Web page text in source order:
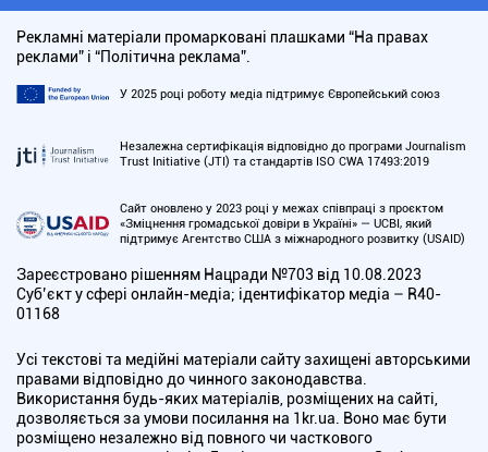
Рекламні матеріали промарковані плашками “На правах
реклами” і “Політична реклама”.
У 2025 році роботу медіа підтримує Європейський союз
Незалежна сертифікація відповідно до програми Journalism
Trust Initiative (JTI) та стандартів ISO CWA 17493:2019
Сайт оновлено у 2023 році у межах співпраці з проєктом
«Зміцнення громадської довіри в Україні» — UCBI, який
підтримує Агентство США з міжнародного розвитку (USAID)
Зареєстровано рішенням Нацради №703 від 10.08.2023
Cуб’єкт у сфері онлайн-медіа; ідентифікатор медіа – R40-
01168
Усі текстові та медійні матеріали сайту захищені авторськими
правами відповідно до чинного законодавства.
Використання будь-яких матеріалів, розміщених на сайті,
дозволяється за умови посилання на 1kr.ua. Воно має бути
розміщено незалежно від повного чи часткового